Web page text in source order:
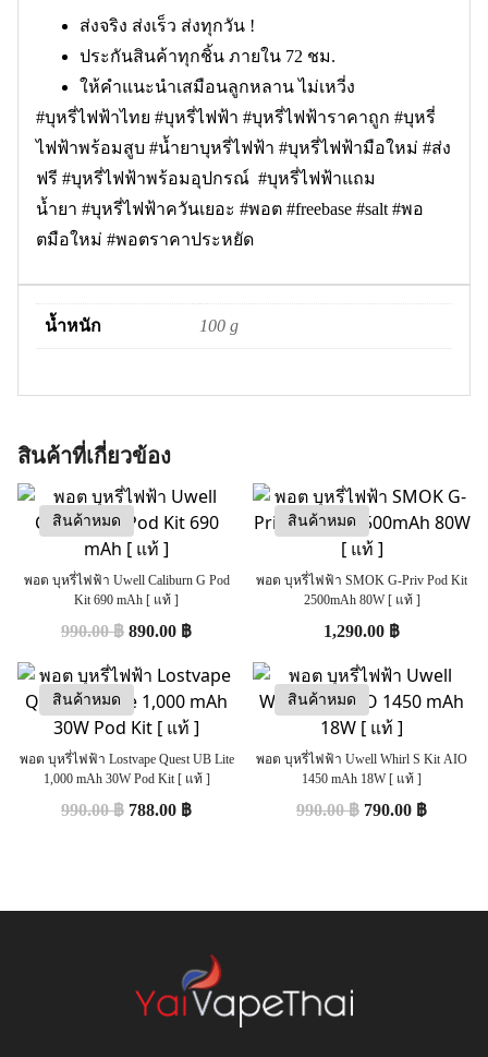
ส่งจริง ส่งเร็ว ส่งทุกวัน !
ประกันสินค้าทุกชิ้น ภายใน 72 ชม.
ให้คำแนะนำเสมือนลูกหลาน ไม่เหวี่ง
#บุหรี่ไฟฟ้าไทย #บุหรี่ไฟฟ้า #บุหรี่ไฟฟ้าราคาถูก #บุหรี่
ไฟฟ้าพร้อมสูบ #น้ำยาบุหรี่ไฟฟ้า #บุหรี่ไฟฟ้ามือใหม่ #ส่ง
ฟรี #บุหรี่ไฟฟ้าพร้อมอุปกรณ์ #บุหรี่ไฟฟ้าแถม
น้ำยา #บุหรี่ไฟฟ้าควันเยอะ #พอต #freebase #salt #พอ
ตมือใหม่ #พอตราคาประหยัด
น้ำหนัก 100 g
สินค้าที่เกี่ยวข้อง
สินค้าหมด
พอต บุหรี่ไฟฟ้า Uwell Caliburn G Pod
Kit 690 mAh [ แท้ ]
990.00฿ 890.00 ฿
สินค้าหมด
พอต บุหรี่ไฟฟ้า SMOK G-Priv Pod Kit
2500mAh 80W [ แท้ ]
1,290.00 ฿
สินค้าหมด
พอต บุหรี่ไฟฟ้า Lostvape Quest UB Lite
1,000 mAh 30W Pod Kit [ แท้ ]
990.00฿ 788.00 ฿
สินค้าหมด
พอต บุหรี่ไฟฟ้า Uwell Whirl S Kit AIO
1450 mAh 18W [ แท้ ]
990.00฿ 790.00 ฿